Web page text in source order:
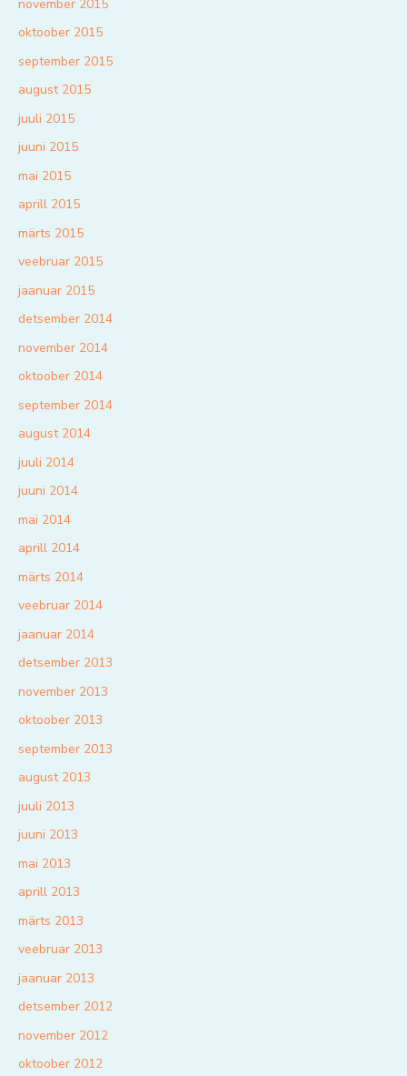
november 2015
oktoober 2015
september 2015
august 2015
juuli 2015
juuni 2015
mai 2015
aprill 2015
märts 2015
veebruar 2015
jaanuar 2015
detsember 2014
november 2014
oktoober 2014
september 2014
august 2014
juuli 2014
juuni 2014
mai 2014
aprill 2014
märts 2014
veebruar 2014
jaanuar 2014
detsember 2013
november 2013
oktoober 2013
september 2013
august 2013
juuli 2013
juuni 2013
mai 2013
aprill 2013
märts 2013
veebruar 2013
jaanuar 2013
detsember 2012
november 2012
oktoober 2012